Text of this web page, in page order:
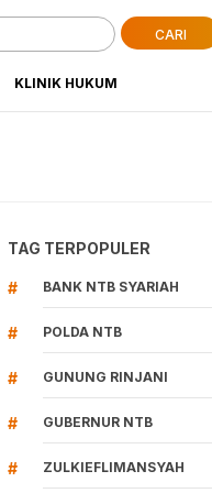
CARI
KLINIK HUKUM
TAG TERPOPULER
# BANK NTB SYARIAH
# POLDA NTB
# GUNUNG RINJANI
# GUBERNUR NTB
# ZULKIEFLIMANSYAH